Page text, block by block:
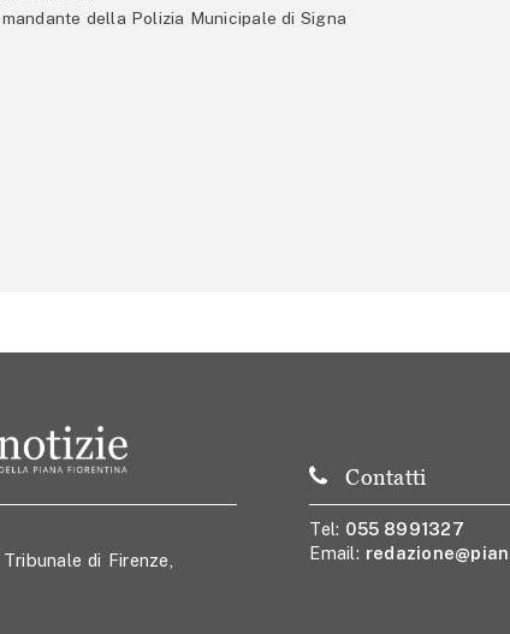
della Polizia Municipale di Signa
di Firenze,
Contatti
Tel: 055 8991327
Email: